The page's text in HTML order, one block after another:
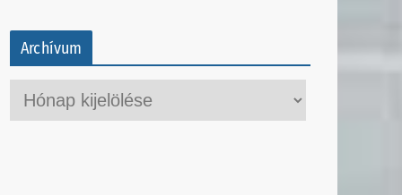
Archívum
r